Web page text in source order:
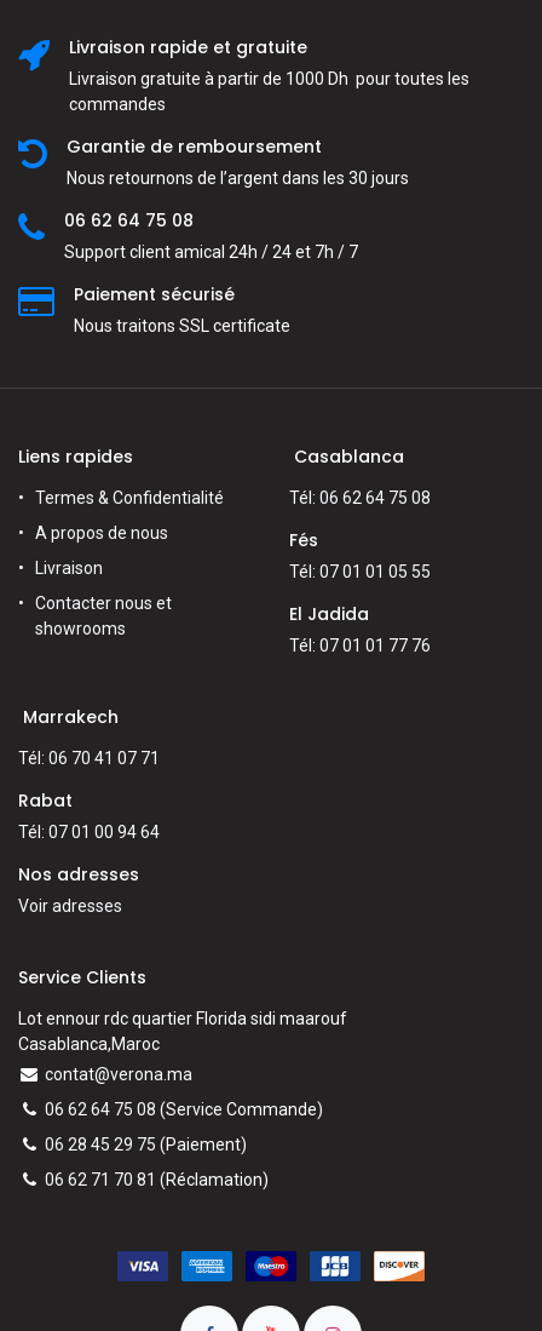
Livraison rapide et gratuite
Livraison gratuite à partir de 1000 Dh pour toutes les
commandes
Garantie de remboursement
Nous retournons de l’argent dans les 30 jours
06 62 64 75 08
Support client amical 24h / 24 et 7h / 7
Paiement sécurisé
Nous traitons SSL сertificate
Liens rapides
Termes & Confidentialité
A propos de nous
Livraison
Contacter nous et
showrooms
Casablanca
Tél: 06 62 64 75 08
Fés
Tél: 07 01 01 05 55
El Jadida
Tél: 07 01 01 77 76
Marrakech
Tél: 06 70 41 07 71
Rabat
Tél: 07 01 00 94 64
Nos adresses
Voir adresses
Service Clients
Lot ennour rdc quartier Florida sidi maarouf
Casablanca,Maroc
contat@verona.ma
06 62 64 75 08 (Service Commande)
06 28 45 29 75 (Paiement)
06 62 71 70 81 (Réclamation)